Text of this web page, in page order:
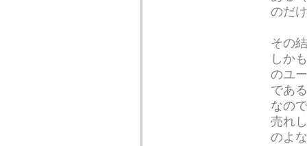
のだ
その
しか
のユ
である
なの
売れ
のよ